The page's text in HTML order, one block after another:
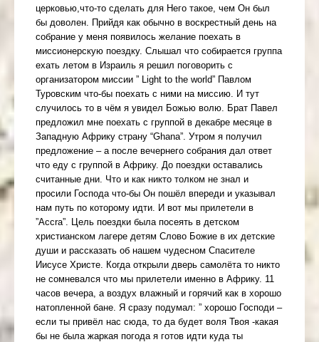
церковью,что-то сделать для Него такое, чем Он был
бы доволен. Прийдя как обычно в воскрестный день на
собрание у меня появилось желание поехать в
миссионерскую поездку. Слышал что собирается группа
ехать летом в Израиль я решил поговорить с
организатором миссии ” Light to the world” Павлом
Туровским что-бы поехать с ними на миссию. И тут
случилось то в чём я увидел Божью волю. Брат Павел
предложил мне поехать с группой в декабре месяце в
Западную Африку страну “Ghana”. Утром я получил
предложение – а после вечернего собрания дал ответ
что еду с группой в Африку. До поездки оставались
считанные дни. Что и как никто толком не знал и
просили Господа что-бы Он пошёл впереди и указывал
нам путь по которому идти. И вот мы прилетели в
”Accra”. Цель поездки была посеять в детском
христианском лагере детям Слово Божие в их детские
души и рассказать об нашем чудесном Спасителе
Иисусе Христе. Когда открыли дверь самолёта то никто
не сомневался что мы прилетели именно в Африку. 11
часов вечера, а воздух влажный и горячий как в хорошо
натопленной бане. Я сразу подумал: ” хорошо Господи –
если ты привёл нас сюда, то да будет воля Твоя -какая
бы не была жаркая погода я готов идти куда ты